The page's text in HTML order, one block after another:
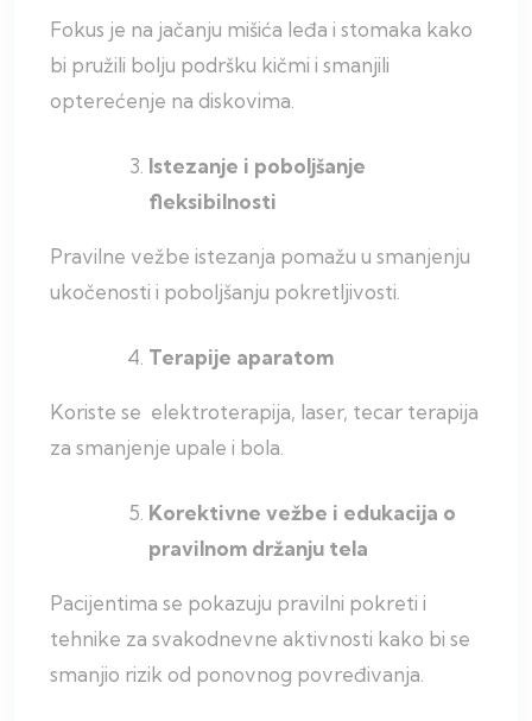
Fokus je na jačanju mišića leđa i stomaka kako
bi pružili bolju podršku kičmi i smanjili
opterećenje na diskovima.
Istezanje i poboljšanje
fleksibilnosti
Pravilne vežbe istezanja pomažu u smanjenju
ukočenosti i poboljšanju pokretljivosti.
Terapije aparatom
Koriste se elektroterapija, laser, tecar terapija
za smanjenje upale i bola.
Korektivne vežbe i edukacija o
pravilnom držanju tela
Pacijentima se pokazuju pravilni pokreti i
tehnike za svakodnevne aktivnosti kako bi se
smanjio rizik od ponovnog povređivanja.